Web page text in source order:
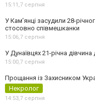
15:11,7 серпня
У Камʼянці засудили 28-
стосовно співмешканки
15:06,7 серпня
У Дунаївцях 21-річна дівчина
15:00,7 серпня
Прощання із Захисником
Некролог
14:53,7 серпня